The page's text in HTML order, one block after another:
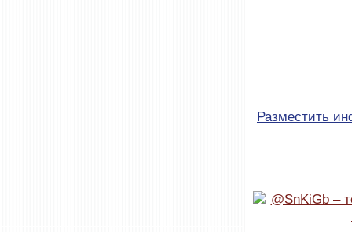
Разместить